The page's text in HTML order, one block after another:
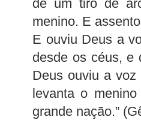
de um tiro de
menino. E
E ouviu Deus a
desde os céus, e
Deus ouviu a voz
levanta o
grande nação.”